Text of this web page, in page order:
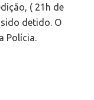
( 21h de
detido. O
Polícia.